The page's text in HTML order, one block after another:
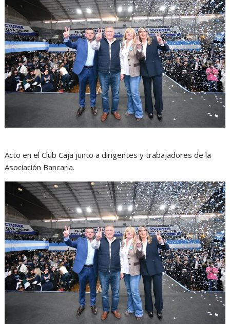
Acto en el Club Caja junto a dirigentes y trabajadores de la
Asociación Bancaria.